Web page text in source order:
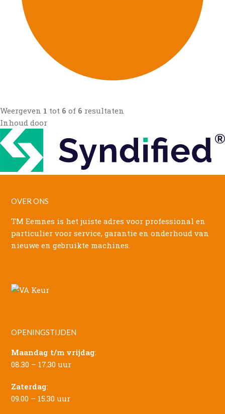
Weergeven 1 tot 6 of 6 resultaten
Inhoud door
OVER ONS
TM Eemnes is het juiste adres voor professional en
particulier voor service, garantie en onderhoud van
nieuwe en gebruikte machines.
OPENINGSTIJDEN
Maandag t/m vrijdag:
08.30 – 17.30 uur
Zaterdag:
09.00 – 15.30 uur